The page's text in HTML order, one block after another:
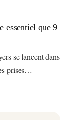
essentiel que 9
se lancent dans
prises…